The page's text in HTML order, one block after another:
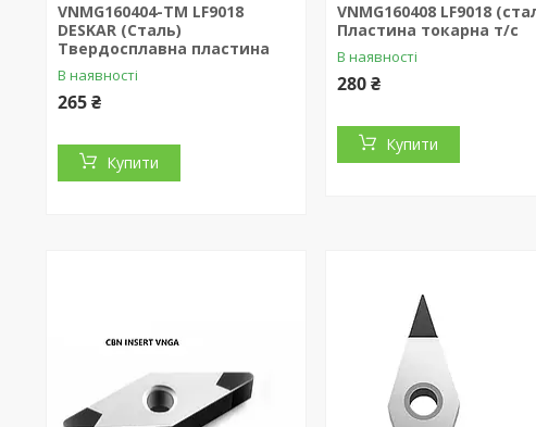
VNMG160404-TM LF9018
DESKAR (Сталь)
Твердосплавна пластина
В наявності
265 ₴
Купити
VNMG160408 LF9018
Пластина токарна т/с
В наявності
280 ₴
Купити